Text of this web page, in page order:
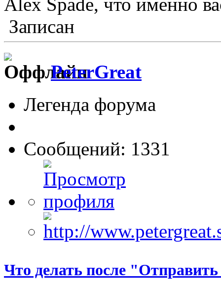
Записан
PeterGreat
Легенда форума
Сообщений: 1331
Что делать после